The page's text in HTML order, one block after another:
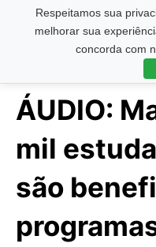
Respeitamos sua
melhorar sua
concorda com
Pesquisar ...
ÁUDIO:
mil
são